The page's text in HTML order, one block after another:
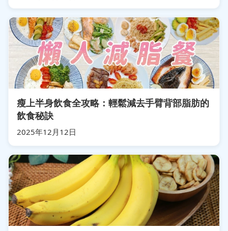
瘦上半身飲食全攻略：輕鬆減去手臂背部脂肪的
飲食秘訣
2025年12月12日